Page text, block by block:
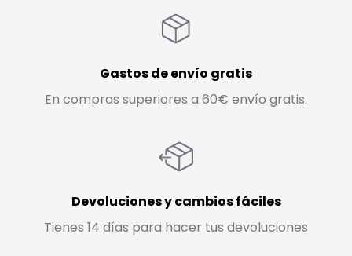
Gastos de envío gratis
En compras superiores a 60€ envío gratis.
Devoluciones y cambios fáciles
Tienes 14 días para hacer tus devoluciones